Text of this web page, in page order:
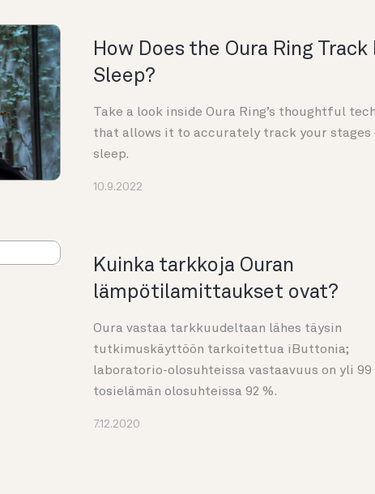
How Does the Oura Ring Track
Sleep?
Take a look inside Oura Ring’s thoughtful
that allows it to accurately track your stages
sleep.
10.9.2022
Kuinka tarkkoja Ouran
lämpötilamittaukset ovat?
Oura vastaa tarkkuudeltaan lähes täysin
tutkimuskäyttöön tarkoitettua iButtonia;
laboratorio-olosuhteissa vastaavuus on yli 99
tosielämän olosuhteissa 92 %.
7.12.2020